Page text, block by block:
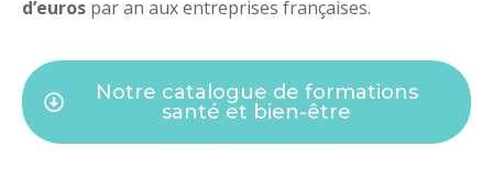
d’euros par an aux entreprises françaises.
Notre catalogue de formations
santé et bien-être